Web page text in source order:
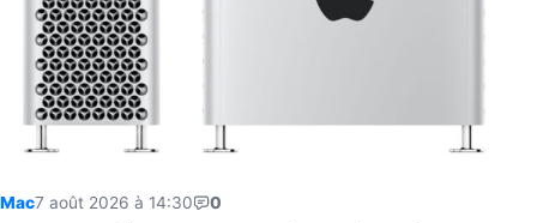
Mac7 août 2026 à 14:30 0